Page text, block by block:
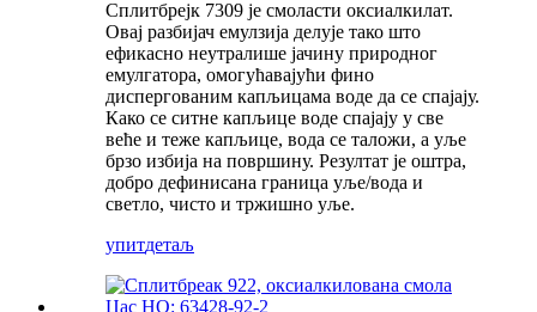
Сплитбрејк 7309 је смоласти оксиалкилат.
Овај разбијач емулзија делује тако што
ефикасно неутралише јачину природног
емулгатора, омогућавајући фино
диспергованим капљицама воде да се спајају.
Како се ситне капљице воде спајају у све
веће и теже капљице, вода се таложи, а уље
брзо избија на површину. Резултат је оштра,
добро дефинисана граница уље/вода и
светло, чисто и тржишно уље.
упитдетаљ